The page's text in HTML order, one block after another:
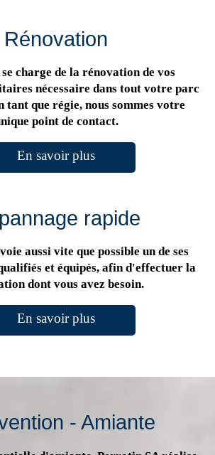
Rénovation
charge de la rénovation de vos
nécessaire dans tout votre parc
tant que régie, nous sommes votre
point de contact.
En savoir plus
rapide
aussi vite que possible un de ses
et équipés, afin d'effectuer la
dont vous avez besoin.
En savoir plus
- Amiante